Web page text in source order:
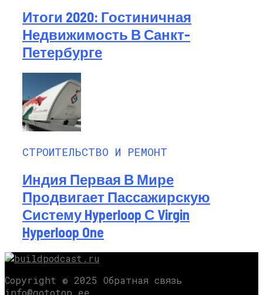
Итоги 2020: Гостиничная
Недвижимость В Санкт-
Петербурге
СТРОИТЕЛЬСТВО И РЕМОНТ
Индия Первая В Мире
Продвигает Пассажирскую
Систему Hyperloop С Virgin
Hyperloop One
Copyright © 2025 Обратная связь
info@gototop.ee